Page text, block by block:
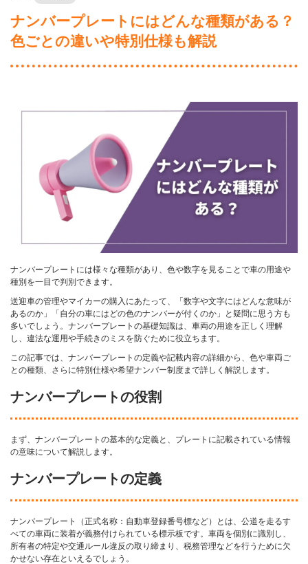
ナンバープレートにはどんな種類がある？
色ごとの違いや特別仕様も解説
ナンバープレートには様々な種類があり、色や数字を見ることで車の用途や
種別を一目で判別できます。
送迎車の管理やマイカーの購入にあたって、「数字や文字にはどんな意味が
あるのか」「自分の車にはどの色のナンバーが付くのか」と疑問に思う方も
多いでしょう。ナンバープレートの基礎知識は、車両の用途を正しく理解
し、違法な運用や手続きのミスを防ぐために役立ちます。
この記事では、ナンバープレートの定義や記載内容の詳細から、色や車両ご
との種類、さらに特別仕様や希望ナンバー制度まで詳しく解説します。
ナンバープレートの役割
まず、ナンバープレートの基本的な定義と、プレートに記載されている情報
の意味について解説します。
ナンバープレートの定義
ナンバープレート（正式名称：自動車登録番号標など）とは、公道を走るす
べての車両に装着が義務付けられている標示板です。車両を個別に識別し、
所有者の特定や交通ルール違反の取り締まり、税務管理などを行うために欠
かせない存在といえるでしょう。